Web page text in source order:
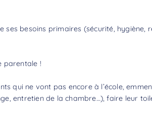
ses besoins primaires (sécurité, hygiène,
parentale !
qui ne vont pas encore à l’école,
entretien de la chambre…), faire leur